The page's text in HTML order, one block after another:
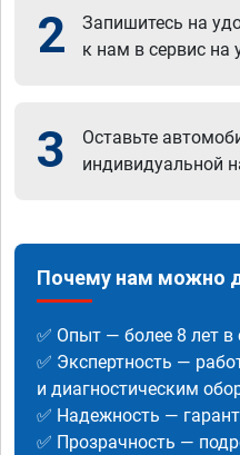
2
Запишитесь на
к нам в сервис на
3
Оставьте
индивидуальной
Почему нам можно
✅ Опыт — более 8 лет в
✅ Экспертность —
и диагностическим
✅ Надежность —
✅ Прозрачность —